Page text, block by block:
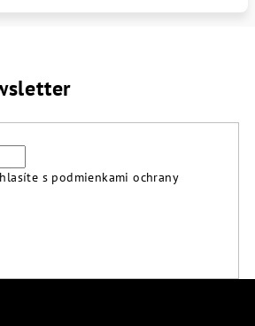
s podmienkami ochrany